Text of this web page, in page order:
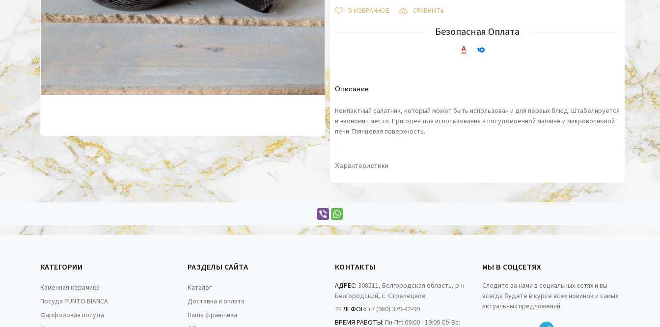
В ИЗБРАННОЕ СРАВНИТЬ
Безопасная Оплата
Описание
Компактный салатник, который может быть использован и для первых блюд. Штабелируется
и экономит место. Пригоден для использования в посудомоечной машине и микроволновой
печи. Глянцевая поверхность.
Характеристики
КАТЕГОРИИ
Каменная керамика
Посуда PUNTO BIANCA
Фарфоровая посуда
РАЗДЕЛЫ САЙТА
Каталог
Доставка и оплата
Наша франшиза
КОНТАКТЫ
АДРЕС: 308511, Белгородская область, р-н
Белгородский, с. Стрелецкое
ТЕЛЕФОН: +7 (980) 379-42-99
ВРЕМЯ РАБОТЫ: Пн-Пт: 09:00 - 19:00 Сб-Вс:
МЫ В СОЦСЕТЯХ
Следите за нами в социальных сетях и вы
всегда будете в курсе всех новинок и самых
актуальных предложений.